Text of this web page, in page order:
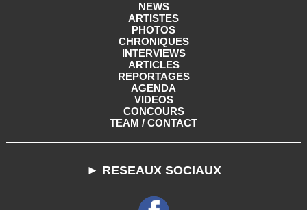
NEWS
ARTISTES
PHOTOS
CHRONIQUES
INTERVIEWS
ARTICLES
REPORTAGES
AGENDA
VIDEOS
CONCOURS
TEAM / CONTACT
► RESEAUX SOCIAUX